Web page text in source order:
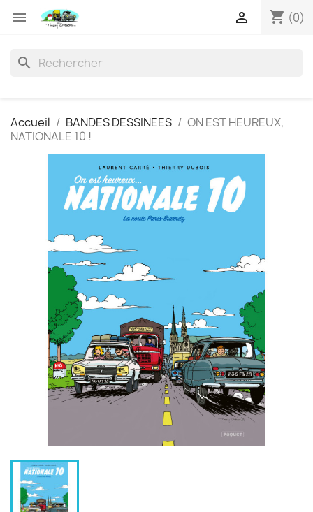
 shopping_cart (0)

search
Accueil BANDES DESSINEES
ON EST HEUREUX,
NATIONALE 10 !